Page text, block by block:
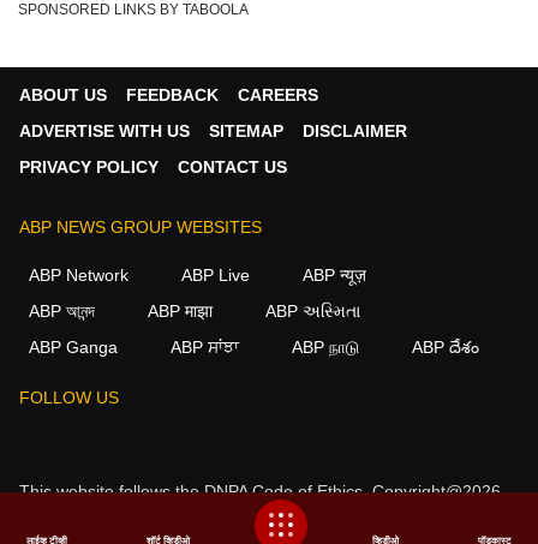
SPONSORED LINKS BY TABOOLA
ABOUT US FEEDBACK
CAREERS
ADVERTISE WITH US
SITEMAP
DISCLAIMER
PRIVACY POLICY
CONTACT US
ABP NEWS GROUP WEBSITES
ABP Network ABP Live
ABP न्यूज़
ABP আনন্দ
ABP माझा
ABP અસ્મિતા
ABP Ganga
ABP ਸਾਂਝਾ ABP நாடு ABP దేశం
FOLLOW US
This website follows theDNPA Code of Ethics.Copyright@2026.
लाईव्ह टीव्ही शॉर्ट व्हिडीओ व्हिडीओ पॉडकास्ट